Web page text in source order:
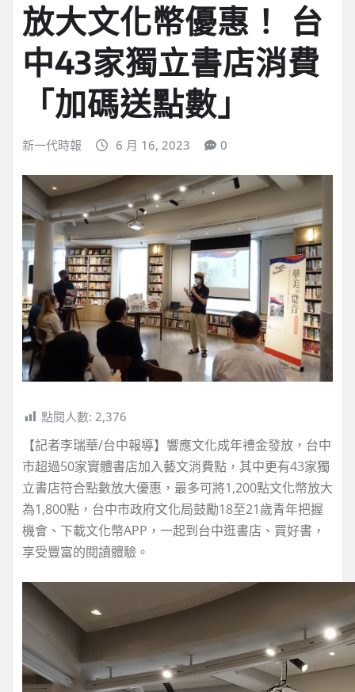
放大文化幣優惠！ 台
中43家獨立書店消費
「加碼送點數」
新一代時報 6 月 16, 2023 0
點閱人數: 2,376
【記者李瑞華/台中報導】響應文化成年禮金發放，台中
市超過50家實體書店加入藝文消費點，其中更有43家獨
立書店符合點數放大優惠，最多可將1,200點文化幣放大
為1,800點，台中市政府文化局鼓勵18至21歲青年把握
機會、下載文化幣APP，一起到台中逛書店、買好書，
享受豐富的閱讀體驗。